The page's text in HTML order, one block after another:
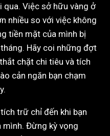
Việc sở hữu vàng ở
nhiều so với việc không
tiền mặt của mình bị
Hãy coi những đợt
chặt chi tiêu và tích
cản ngăn bạn chạm
trữ chỉ đến khi bạn
Đừng kỳ vọng